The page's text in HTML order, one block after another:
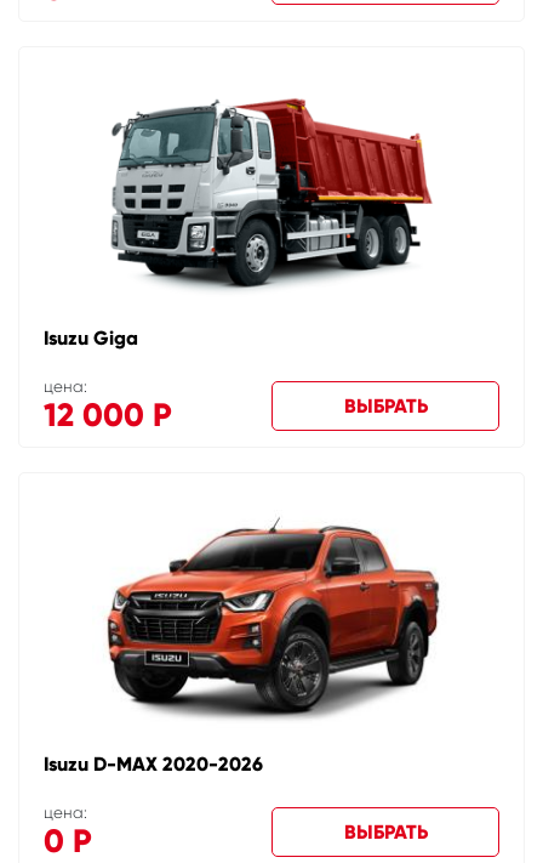
Isuzu Giga
цена:
12 000 Р ВЫБРАТЬ
Isuzu D-MAX 2020-2026
цена:
0 Р ВЫБРАТЬ